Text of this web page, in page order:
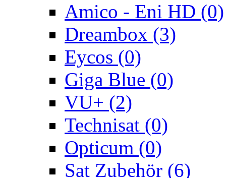
Amico - Eni HD (0)
Dreambox (3)
Eycos (0)
Giga Blue (0)
VU+ (2)
Technisat (0)
Opticum (0)
Sat Zubehör (6)